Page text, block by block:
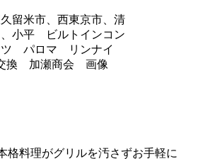
格料理がグリルを汚さずお手軽に